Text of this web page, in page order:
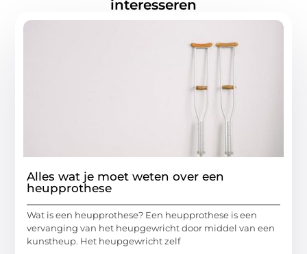
interesseren
Alles wat je moet weten over een
heupprothese
Wat is een heupprothese? Een heupprothese is een
vervanging van het heupgewricht door middel van een
kunstheup. Het heupgewricht zelf